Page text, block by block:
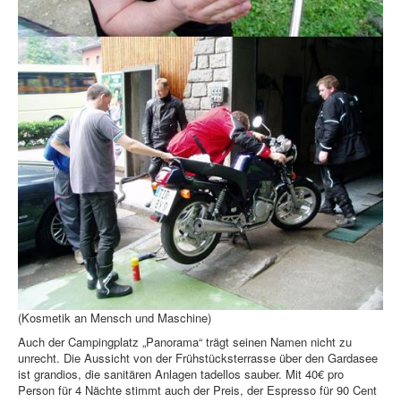
(Kosmetik an Mensch und Maschine)
Auch der Campingplatz „Panorama“ trägt seinen Namen nicht zu
unrecht. Die Aussicht von der Frühstücksterrasse über den Gardasee
ist grandios, die sanitären Anlagen tadellos sauber. Mit 40€ pro
Person für 4 Nächte stimmt auch der Preis, der Espresso für 90 Cent